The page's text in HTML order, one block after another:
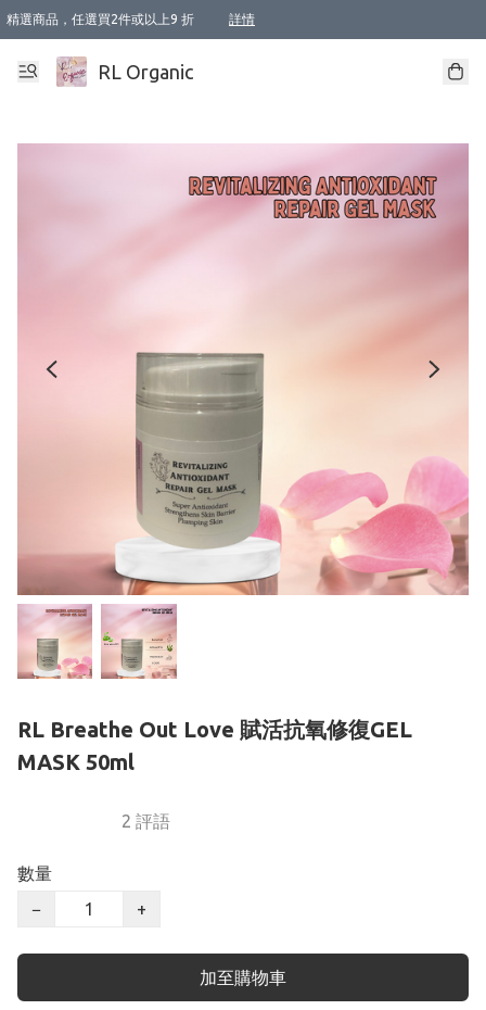
精選商品，任選買2件或以上9 折 詳情
XI周年優惠【新品自由選2件88折/3件85折】
XI周年優惠【Chakra 脈輪平衡自由選2件9折/3件85折/5件8折】
Florame 肌底自由選 2支9折 3支85折
XI周年優惠【蟲蟲退散 · 防衛結界﹞系列2件9折】
Sunki 任選2件95折
BIOFFICINA TOSCANA 任選2支9折 3支85折
Lamav 任選1件9折 2件85折
Mukti Organics 指定產品任選1件9折, 2件88折 3件85折
Intelligent Nutrients Skincare 任選2件9折
deodorant 任選2件88折
化妝品 任選2件95折
XI周年優惠【身心靈單品 任選2件9折/3件85折/5件8折】
XI周年優惠 【精油/香水 任選2件9折/3件85折/5件8折】
XI周年優惠【「關節到肌膚」全效養護 BODY OIL 組2件88折/3件85折】
XI周年優惠【夏日有機物理防曬套裝2件88折】
XI周年優惠【夏日潔面隨意選2件88折/3件85折】
XI周年優惠【逆齡奇蹟抗氧 11 自由選2件88折/3件85折/4件或以上8折】
新會員首次購物即享全單 95 折優惠！
成為VIP / VVIP 可享有生日月現金扣減獎賞優惠 !! 記得去賬户資料填上生日日期啦 !
選用順豐速運，滿$500 免運費
本地速遞 京東 送住宅/ 工商地址 $400 免運費
澳門訂單選用順豐速運，滿$800 免運費
RL Organic
RL Breathe Out Love 賦活抗氧修復GEL
MASK 50ml
2 評語
數量
−
+
加至購物車